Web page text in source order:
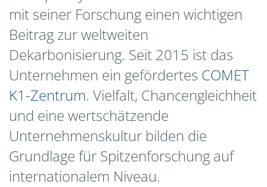
Evolutionary Engine Technologies for a
Sustainable Tomorrow
Fostering innovation through cooperation
mit seiner Forschung einen wichtigen
Beitrag zur weltweiten
Dekarbonisierung. Seit 2015 ist das
Unternehmen ein gefördertes COMET
K1-Zentrum. Vielfalt, Chancengleichheit
und eine wertschätzende
Unternehmenskultur bilden die
Grundlage für Spitzenforschung auf
internationalem Niveau.